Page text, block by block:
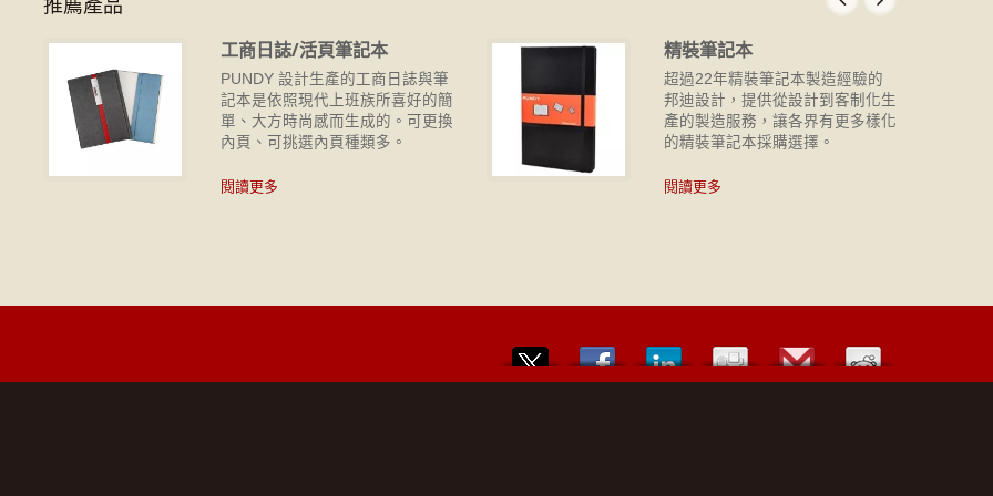
工商日誌/活頁筆記本
PUNDY 設計生產的工商日誌與筆
記本是依照現代上班族所喜好的簡
單、大方時尚感而生成的。可更換
內頁、可挑選內頁種類多。
閱讀更多
精裝筆記本
超過22年精裝筆記本製造經驗的
邦迪設計，提供從設計到客制化生
產的製造服務，讓各界有更多樣化
的精裝筆記本採購選擇。
閱讀更多